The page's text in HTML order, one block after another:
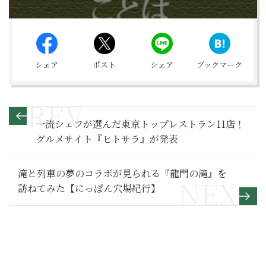
シェア ポスト シェア ブックマーク
一流シェフが選んだ東京トップレストラン11店！
グルメサイト『ヒトサラ』が発表
滝と列車の夢のコラボが見られる『龍門の滝』を
訪ねてみた【にっぽん穴場紀行】